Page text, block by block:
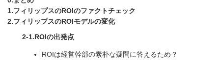
1.フィリップスのROIのファクトチェック
2.フィリップスのROIモデルの変化
2-1.ROIの出発点
ROIは経営幹部の素朴な疑問に答えるため？